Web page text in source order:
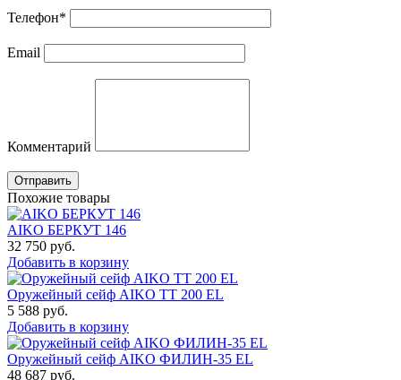
Телефон*
Email
Комментарий
Отправить
Похожие товары
AIKO БЕРКУТ 146
32 750 руб.
Добавить в корзину
Оружейный сейф AIKO TT 200 EL
5 588 руб.
Добавить в корзину
Оружейный сейф AIKO ФИЛИН-35 EL
48 687 руб.